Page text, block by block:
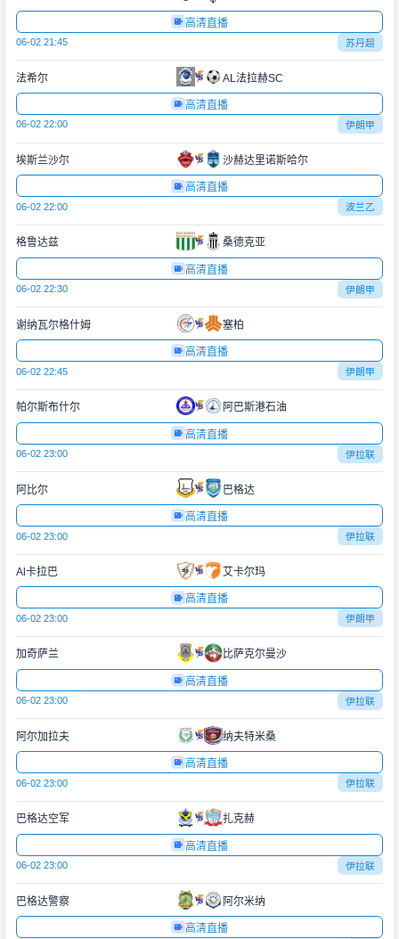
高清直播
06-02 21:45 苏丹超
法希尔 AL法拉赫SC
高清直播
06-02 22:00 伊朗甲
埃斯兰沙尔 沙赫达里诺斯哈尔
高清直播
06-02 22:00 波兰乙
格鲁达兹 桑德克亚
高清直播
06-02 22:30 伊朗甲
谢纳瓦尔格什姆 塞柏
高清直播
06-02 22:45 伊朗甲
帕尔斯布什尔 阿巴斯港石油
高清直播
06-02 23:00 伊拉联
阿比尔 巴格达
高清直播
06-02 23:00 伊拉联
Al卡拉巴 艾卡尔玛
高清直播
06-02 23:00 伊朗甲
加奇萨兰 比萨克尔曼沙
高清直播
06-02 23:00 伊拉联
阿尔加拉夫 纳夫特米桑
高清直播
06-02 23:00 伊拉联
巴格达空军 扎克赫
高清直播
06-02 23:00 伊拉联
巴格达警察 阿尔米纳
高清直播